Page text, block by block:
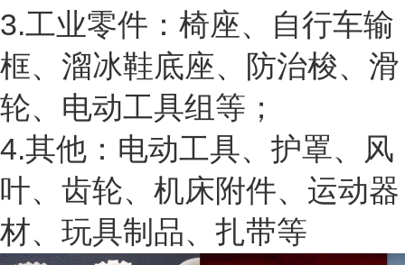
3.工业零件：椅座、自行车输
框、溜冰鞋底座、防治梭、滑
轮、电动工具组等；
4.其他：电动工具、护罩、风
叶、齿轮、机床附件、运动器
材、玩具制品、扎带等